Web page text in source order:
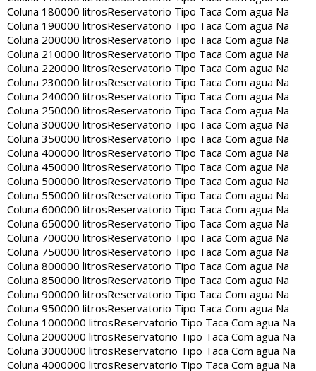
Coluna 180000 litrosReservatorio Tipo Taca Com agua Na
Coluna 190000 litrosReservatorio Tipo Taca Com agua Na
Coluna 200000 litrosReservatorio Tipo Taca Com agua Na
Coluna 210000 litrosReservatorio Tipo Taca Com agua Na
Coluna 220000 litrosReservatorio Tipo Taca Com agua Na
Coluna 230000 litrosReservatorio Tipo Taca Com agua Na
Coluna 240000 litrosReservatorio Tipo Taca Com agua Na
Coluna 250000 litrosReservatorio Tipo Taca Com agua Na
Coluna 300000 litrosReservatorio Tipo Taca Com agua Na
Coluna 350000 litrosReservatorio Tipo Taca Com agua Na
Coluna 400000 litrosReservatorio Tipo Taca Com agua Na
Coluna 450000 litrosReservatorio Tipo Taca Com agua Na
Coluna 500000 litrosReservatorio Tipo Taca Com agua Na
Coluna 550000 litrosReservatorio Tipo Taca Com agua Na
Coluna 600000 litrosReservatorio Tipo Taca Com agua Na
Coluna 650000 litrosReservatorio Tipo Taca Com agua Na
Coluna 700000 litrosReservatorio Tipo Taca Com agua Na
Coluna 750000 litrosReservatorio Tipo Taca Com agua Na
Coluna 800000 litrosReservatorio Tipo Taca Com agua Na
Coluna 850000 litrosReservatorio Tipo Taca Com agua Na
Coluna 900000 litrosReservatorio Tipo Taca Com agua Na
Coluna 950000 litrosReservatorio Tipo Taca Com agua Na
Coluna 1000000 litrosReservatorio Tipo Taca Com agua Na
Coluna 2000000 litrosReservatorio Tipo Taca Com agua Na
Coluna 3000000 litrosReservatorio Tipo Taca Com agua Na
Coluna 4000000 litrosReservatorio Tipo Taca Com agua Na